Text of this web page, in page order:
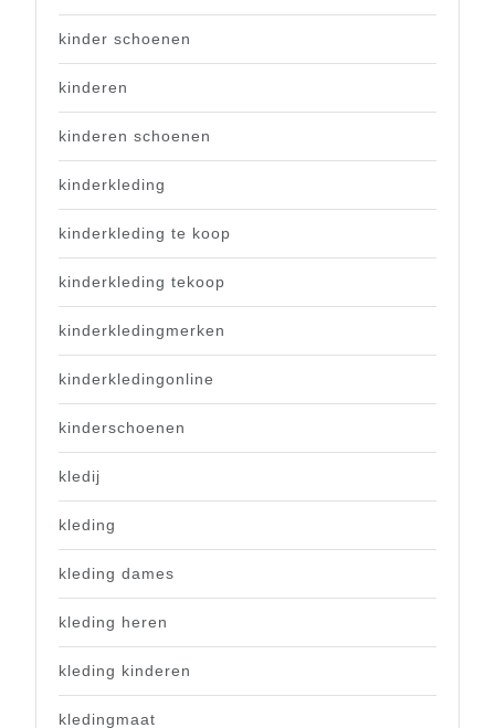
kinder schoenen
kinderen
kinderen schoenen
kinderkleding
kinderkleding te koop
kinderkleding tekoop
kinderkledingmerken
kinderkledingonline
kinderschoenen
kledij
kleding
kleding dames
kleding heren
kleding kinderen
kledingmaat